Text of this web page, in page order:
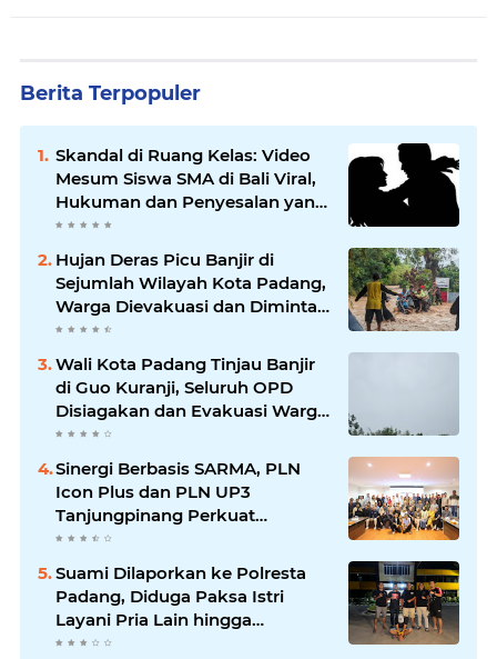
Berita Terpopuler
Skandal di Ruang Kelas: Video
Mesum Siswa SMA di Bali Viral,
Hukuman dan Penyesalan yang
Mengikuti
Hujan Deras Picu Banjir di
Sejumlah Wilayah Kota Padang,
Warga Dievakuasi dan Diminta
Waspada Banjir Susulan
Wali Kota Padang Tinjau Banjir
di Guo Kuranji, Seluruh OPD
Disiagakan dan Evakuasi Warga
Dipercepat
Sinergi Berbasis SARMA, PLN
Icon Plus dan PLN UP3
Tanjungpinang Perkuat
Kolaborasi Strategis
Suami Dilaporkan ke Polresta
Padang, Diduga Paksa Istri
Layani Pria Lain hingga
Berulang Kali